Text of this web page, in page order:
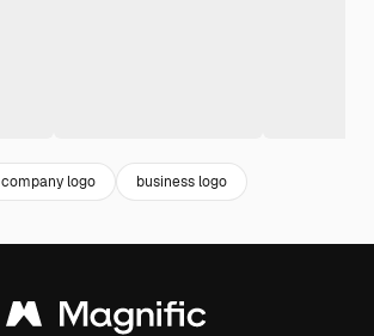
company logo business logo